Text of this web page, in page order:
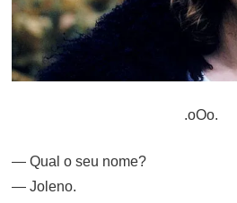
.oOo.
— Qual o seu nome?
— Joleno.